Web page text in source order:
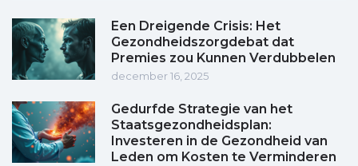
Een Dreigende Crisis: Het
Gezondheidszorgdebat dat
Premies zou Kunnen Verdubbelen
december 16, 2025
Gedurfde Strategie van het
Staatsgezondheidsplan:
Investeren in de Gezondheid van
Leden om Kosten te Verminderen